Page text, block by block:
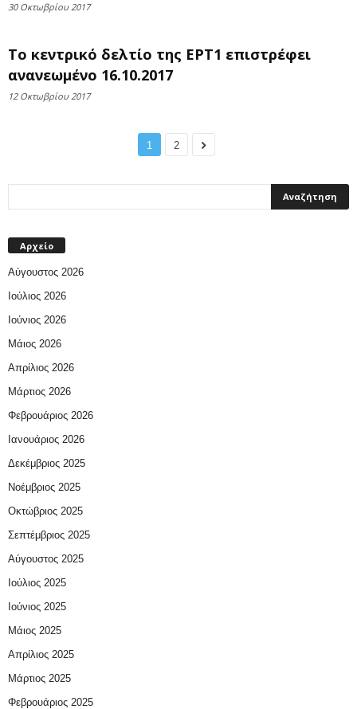
30 Οκτωβρίου 2017
Το κεντρικό δελτίο της ΕΡΤ1 επιστρέφει
ανανεωμένο 16.10.2017
12 Οκτωβρίου 2017
1 2
Αρχείο
Αύγουστος 2026
Ιούλιος 2026
Ιούνιος 2026
Μάιος 2026
Απρίλιος 2026
Μάρτιος 2026
Φεβρουάριος 2026
Ιανουάριος 2026
Δεκέμβριος 2025
Νοέμβριος 2025
Οκτώβριος 2025
Σεπτέμβριος 2025
Αύγουστος 2025
Ιούλιος 2025
Ιούνιος 2025
Μάιος 2025
Απρίλιος 2025
Μάρτιος 2025
Φεβρουάριος 2025